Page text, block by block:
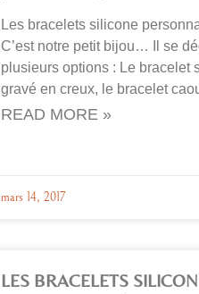
Les bracelets silicone
C’est notre petit bijou… Il se
plusieurs options : Le bracelet
gravé en creux, le bracelet
READ MORE »
mars 14, 2017
LES BRACELETS